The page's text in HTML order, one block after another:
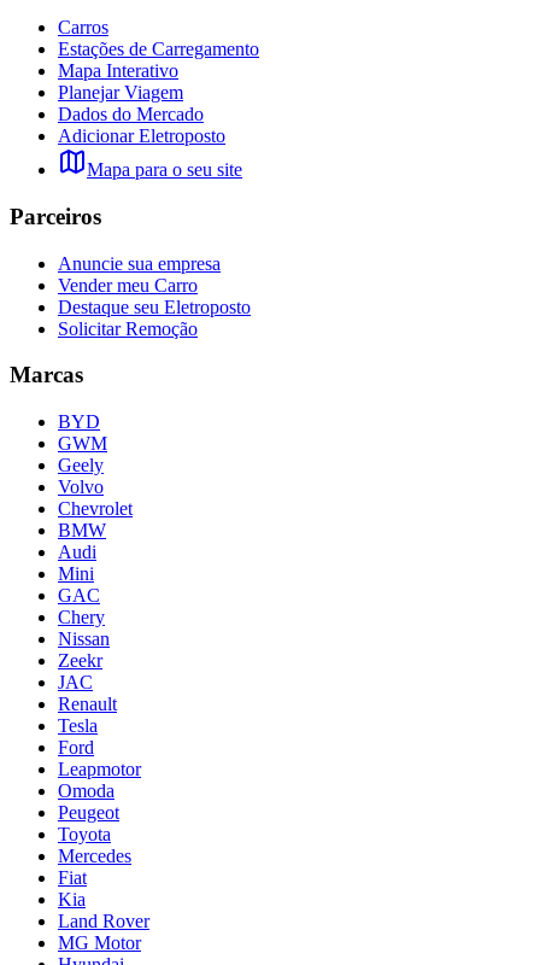
Carros
Estações de Carregamento
Mapa Interativo
Planejar Viagem
Dados do Mercado
Adicionar Eletroposto
Mapa para o seu site
Parceiros
Anuncie sua empresa
Vender meu Carro
Destaque seu Eletroposto
Solicitar Remoção
Marcas
BYD
GWM
Geely
Volvo
Chevrolet
BMW
Audi
Mini
GAC
Chery
Nissan
Zeekr
JAC
Renault
Tesla
Ford
Leapmotor
Omoda
Peugeot
Toyota
Mercedes
Fiat
Kia
Land Rover
MG Motor